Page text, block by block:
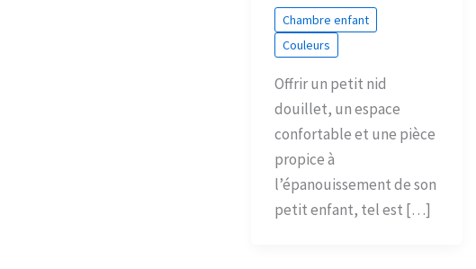
Chambre enfant
Couleurs
Offrir un petit nid
douillet, un espace
confortable et une pièce
propice à
l’épanouissement de son
petit enfant, tel est […]